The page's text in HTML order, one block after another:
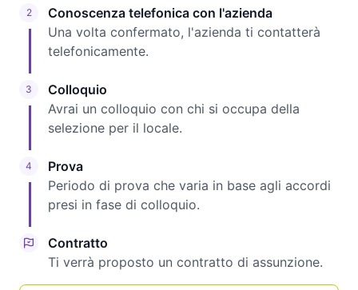
2
Conoscenza telefonica con l'azienda
Una volta confermato, l'azienda ti contatterà
telefonicamente.
3
Colloquio
Avrai un colloquio con chi si occupa della
selezione per il locale.
4
Prova
Periodo di prova che varia in base agli accordi
presi in fase di colloquio.
Contratto
Ti verrà proposto un contratto di assunzione.